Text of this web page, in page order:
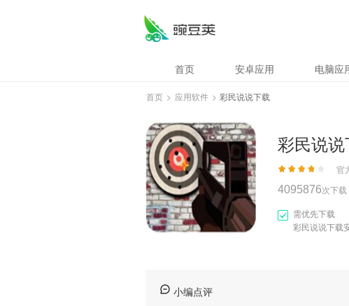
首页 安卓应用 电脑应
首页 > 应用软件 > 彩民说说下载
彩民说
官
4095876次下载
需优先下载
彩民说说下载
小编点评